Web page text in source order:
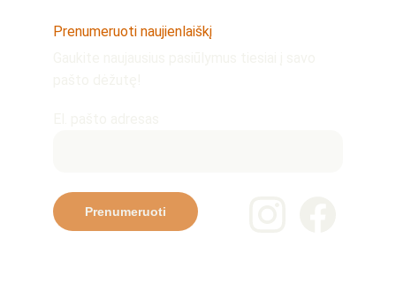
Prenumeruoti
Prenumeruoti naujienlaiškį